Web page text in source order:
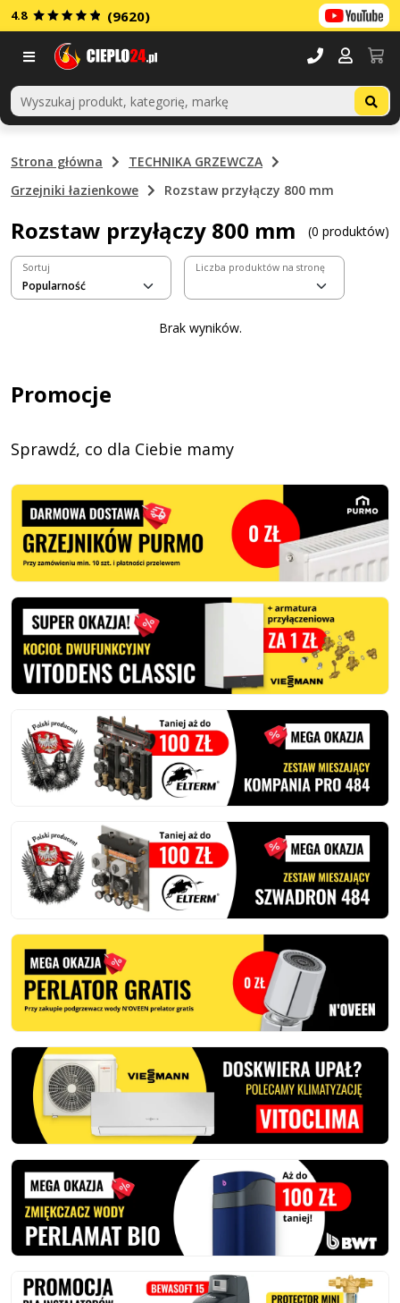
4.8 (9620)
Strona główna
TECHNIKA GRZEWCZA
Grzejniki łazienkowe
Rozstaw przyłączy 800 mm
Rozstaw przyłączy 800 mm (0 produktów)
Sortuj Liczba produktów na stronę
Brak wyników.
Promocje
Sprawdź, co dla Ciebie mamy